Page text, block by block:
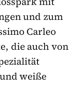
und zum
Carleo
die auch von
weiße